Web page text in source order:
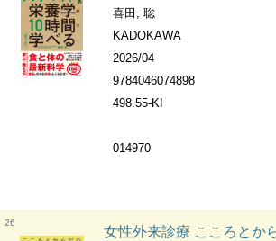
喜田, 聡
KADOKAWA
2026/04
9784046074898
498.55-KI
014970
26
女性外来診療 こころとからだ